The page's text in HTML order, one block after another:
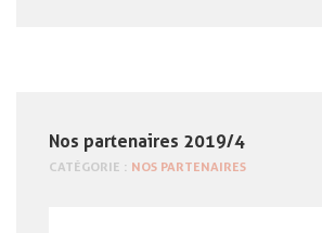
Nos partenaires 2019/4
CATÉGORIE : NOS PARTENAIRES